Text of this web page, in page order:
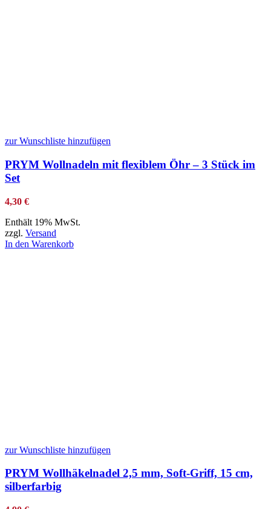
zur Wunschliste hinzufügen
PRYM Wollnadeln mit flexiblem Öhr – 3 Stück im
Set
4,30 €
Enthält 19% MwSt.
zzgl. Versand
In den Warenkorb
zur Wunschliste hinzufügen
PRYM Wollhäkelnadel 2,5 mm, Soft-Griff, 15 cm,
silberfarbig